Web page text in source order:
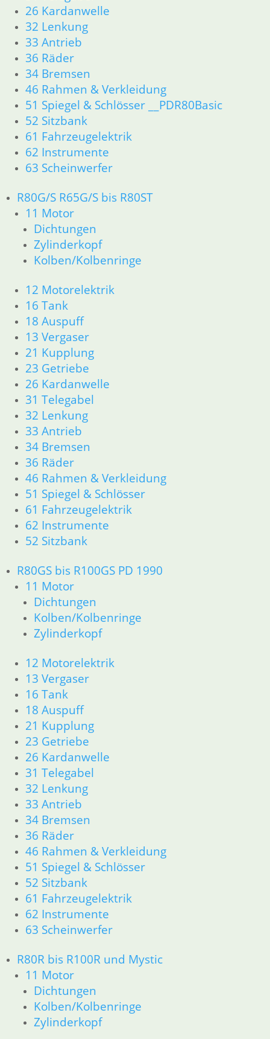
26 Kardanwelle
32 Lenkung
33 Antrieb
36 Räder
34 Bremsen
46 Rahmen & Verkleidung
51 Spiegel & Schlösser __PDR80Basic
52 Sitzbank
61 Fahrzeugelektrik
62 Instrumente
63 Scheinwerfer
R80G/S R65G/S bis R80ST
11 Motor
Dichtungen
Zylinderkopf
Kolben/Kolbenringe
12 Motorelektrik
16 Tank
18 Auspuff
13 Vergaser
21 Kupplung
23 Getriebe
26 Kardanwelle
31 Telegabel
32 Lenkung
33 Antrieb
34 Bremsen
36 Räder
46 Rahmen & Verkleidung
51 Spiegel & Schlösser
61 Fahrzeugelektrik
62 Instrumente
52 Sitzbank
R80GS bis R100GS PD 1990
11 Motor
Dichtungen
Kolben/Kolbenringe
Zylinderkopf
12 Motorelektrik
13 Vergaser
16 Tank
18 Auspuff
21 Kupplung
23 Getriebe
26 Kardanwelle
31 Telegabel
32 Lenkung
33 Antrieb
34 Bremsen
36 Räder
46 Rahmen & Verkleidung
51 Spiegel & Schlösser
52 Sitzbank
61 Fahrzeugelektrik
62 Instrumente
63 Scheinwerfer
R80R bis R100R und Mystic
11 Motor
Dichtungen
Kolben/Kolbenringe
Zylinderkopf
13 Vergaser
16 Tank
18 Auspuff
21 Kupplung
23 Getriebe
26 Kardanwelle
31 Telegabel
33 Antrieb
32 Lenkung
34 Bremsen
36 Räder
46 Rahmen & Verkleidung
52 Sitzbank
61 Fahrzeugelektrik
62 Instrumente
63 Scheinwerfer
R65 R80 Monolever R100 RS/RT Monolever ab 1984
11 Motor
Kolben/Kolbenringe
Zylinderkopf
12 Motorelektrik
13 Vergaser
16 Tank
18 Auspuff
21 Kupplung
23 Getriebe
26 Kardanwelle
31 Telegabel
32 Lenkung
33 Antrieb
34 Bremsen
36 Räder
46 Rahmen & Verkleidung
51 Spiegel & Schlösser
52 Sitzbank
61 Fahrzeugelektrik
62 Instrumente
11 Motor
Dichtungen
Zylinderkopf
Kolben/Kolbenringe
12 Motorelektrik
13 Vergaser
18 Auspuff
21 Kupplung
23 Getriebe
34 Bremsen
36 Räder
46 Rahmen & Verkleidung
51 Spiegel & Schlösser
52 Sitzbank
61 Fahrzeugelektrik
62 Instrumente
63 Scheinwerfer
R80GS ab 1991 bis R100GS PD R80 Basic
11 Motor
Dichtungen
Zylinderkopf
Kolben/Kolbenringe
12 Motorelektrik
13 Vergaser
16 Tank
18 Auspuff
23 Getriebe
31 Telegabel
26 Kardanwelle
32 Lenkung
33 Antrieb
36 Räder